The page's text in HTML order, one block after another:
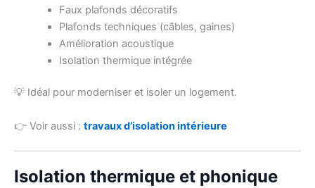
Faux plafonds décoratifs
Plafonds techniques (câbles, gaines)
Amélioration acoustique
Isolation thermique intégrée
💡 Idéal pour moderniser et isoler un logement.
👉 Voir aussi : travaux d’isolation intérieure
Isolation thermique et phonique